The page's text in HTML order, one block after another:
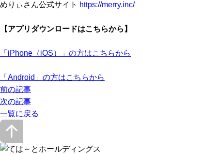
めりぃさん公式サイト https://merry.inc/
【アプリダウンロードはこちらから】
「iPhone（iOS）」の方はこちらから
「Android」の方はこちらから
前の記事
次の記事
一覧に戻る